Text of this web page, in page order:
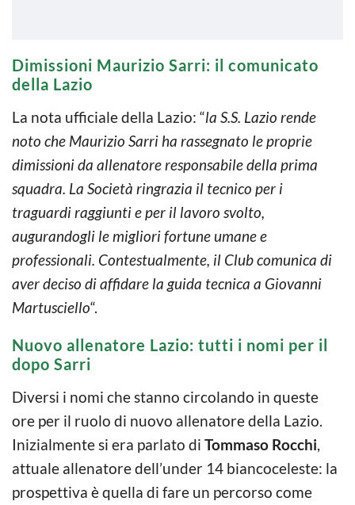
Dimissioni Maurizio Sarri: il comunicato
della Lazio
La nota ufficiale della Lazio: “la S.S. Lazio rende
noto che Maurizio Sarri ha rassegnato le proprie
dimissioni da allenatore responsabile della prima
squadra. La Società ringrazia il tecnico per i
traguardi raggiunti e per il lavoro svolto,
augurandogli le migliori fortune umane e
professionali. Contestualmente, il Club comunica di
aver deciso di affidare la guida tecnica a Giovanni
Martusciello“.
Nuovo allenatore Lazio: tutti i nomi per il
dopo Sarri
Diversi i nomi che stanno circolando in queste
ore per il ruolo di nuovo allenatore della Lazio.
Inizialmente si era parlato di Tommaso Rocchi,
attuale allenatore dell’under 14 biancoceleste: la
prospettiva è quella di fare un percorso come